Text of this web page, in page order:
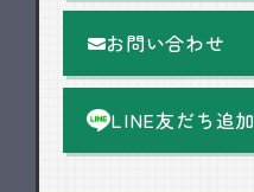
お問い合わせ
LINE友だち追加